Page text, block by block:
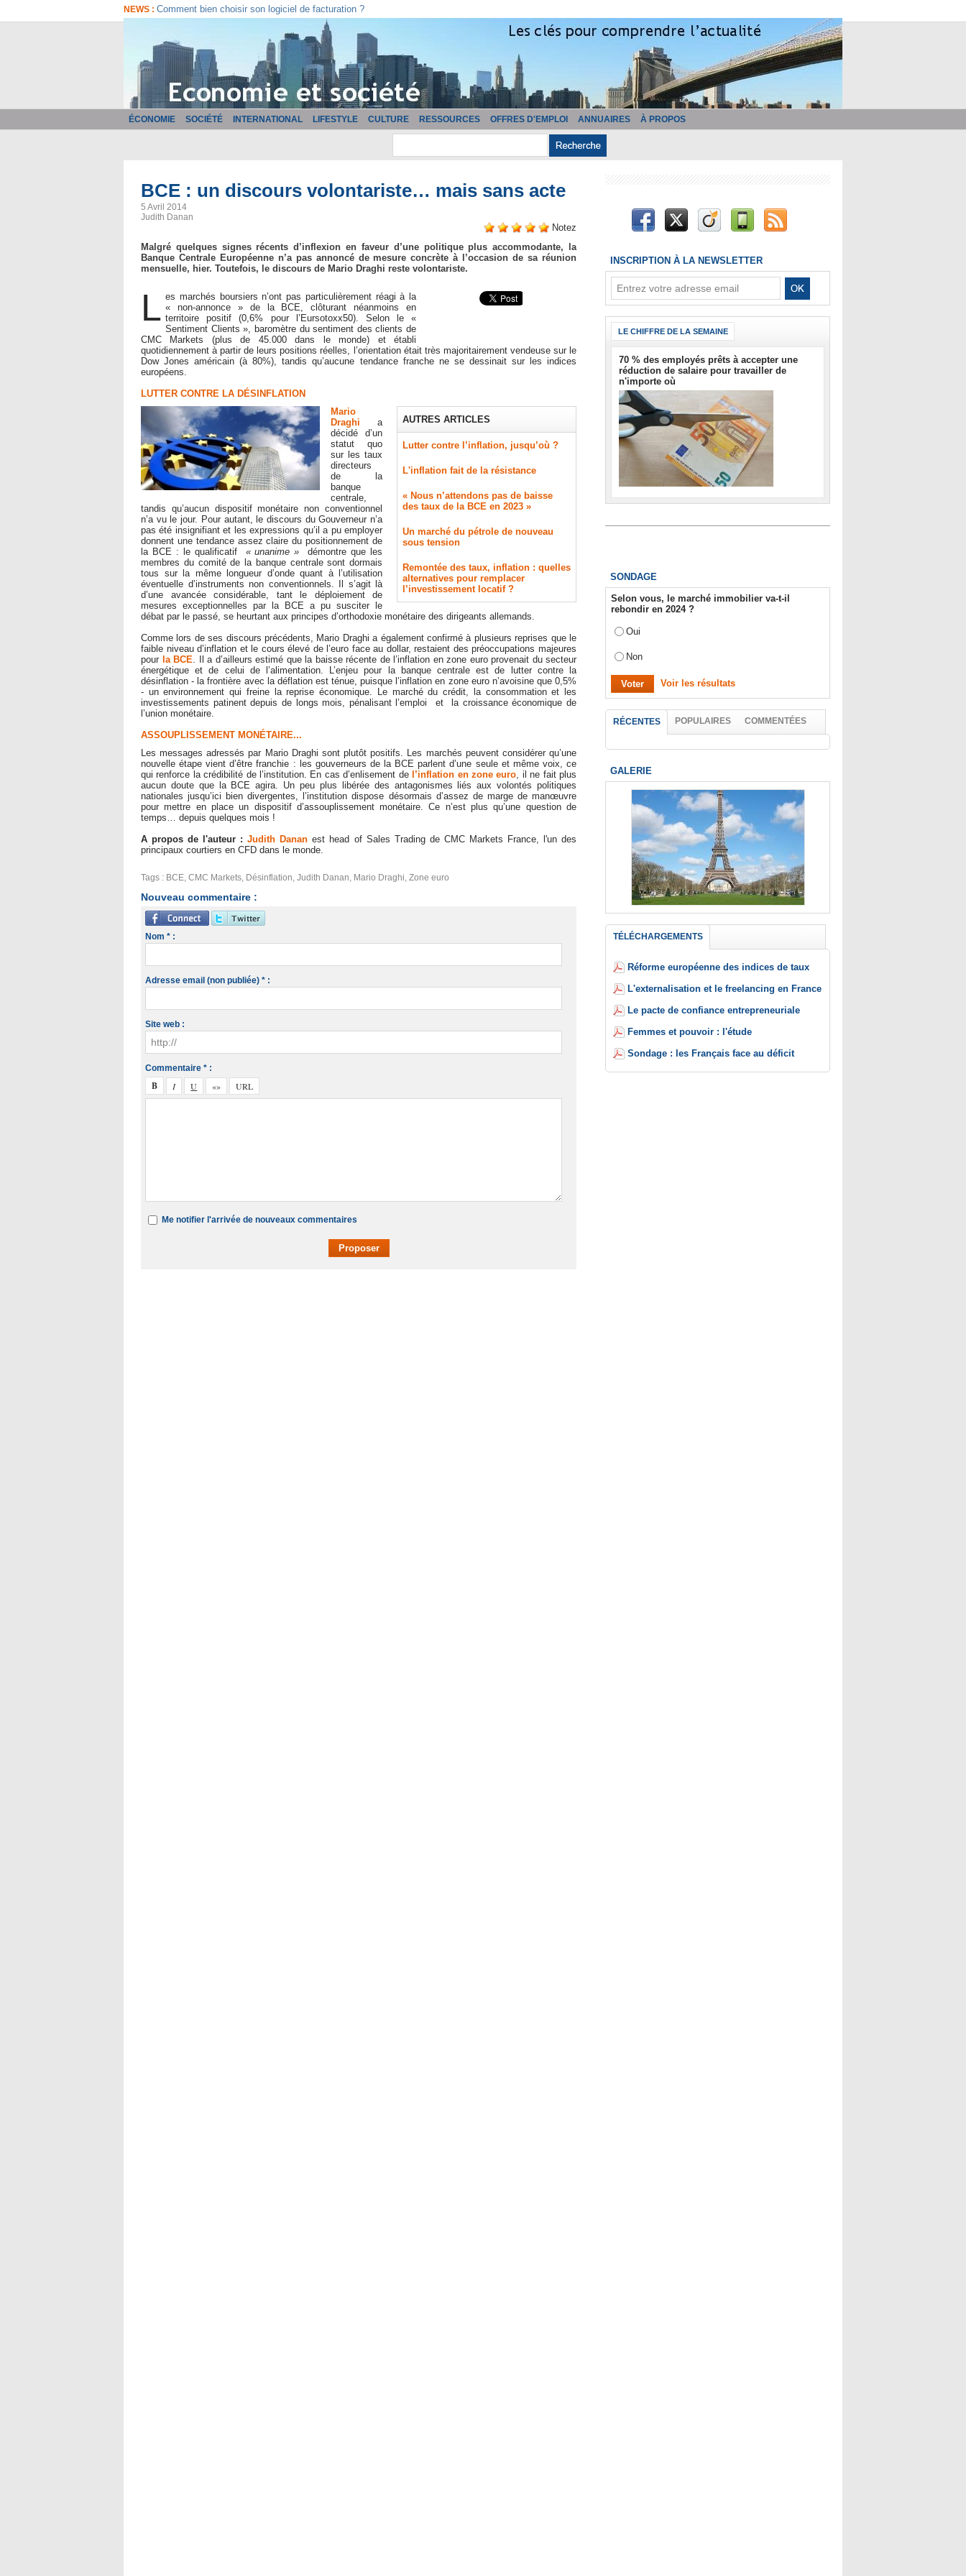
NEWS : Comment bien choisir son logiciel de facturation ?
ÉCONOMIE SOCIÉTÉ INTERNATIONAL LIFESTYLE CULTURE RESSOURCES OFFRES D'EMPLOI ANNUAIRES À PROPOS
BCE : un discours volontariste… mais sans acte
5 Avril 2014
Judith Danan
Notez
Malgré quelques signes récents d’inflexion en faveur d’une politique plus accommodante, la
Banque Centrale Européenne n’a pas annoncé de mesure concrète à l’occasion de sa réunion
mensuelle, hier. Toutefois, le discours de Mario Draghi reste volontariste.
L es marchés boursiers n’ont pas particulièrement réagi à la
« non-annonce » de la BCE, clôturant néanmoins en
territoire positif (0,6% pour l’Eursotoxx50). Selon le «
Sentiment Clients », baromètre du sentiment des clients de
CMC Markets (plus de 45.000 dans le monde) et établi
quotidiennement à partir de leurs positions réelles, l’orientation était très majoritairement vendeuse sur le
Dow Jones américain (à 80%), tandis qu’aucune tendance franche ne se dessinait sur les indices
européens.
LUTTER CONTRE LA DÉSINFLATION
AUTRES ARTICLES
Lutter contre l’inflation, jusqu’où ?
L'inflation fait de la résistance
« Nous n’attendons pas de baisse
des taux de la BCE en 2023 »
​Un marché du pétrole de nouveau
sous tension
Remontée des taux, inflation : quelles
alternatives pour remplacer
l’investissement locatif ?
Mario
Draghi a
décidé d’un
statut quo
sur les taux
directeurs
de la
banque
centrale,
tandis qu’aucun dispositif monétaire non conventionnel
n’a vu le jour. Pour autant, le discours du Gouverneur n’a
pas été insignifiant et les expressions qu’il a pu employer
donnent une tendance assez claire du positionnement de
la BCE : le qualificatif « unanime » démontre que les
membres du comité de la banque centrale sont dormais
tous sur la même longueur d’onde quant à l’utilisation
éventuelle d’instruments non conventionnels. Il s’agit là
d’une avancée considérable, tant le déploiement de
mesures exceptionnelles par la BCE a pu susciter le
débat par le passé, se heurtant aux principes d’orthodoxie monétaire des dirigeants allemands.
Comme lors de ses discours précédents, Mario Draghi a également confirmé à plusieurs reprises que le
faible niveau d’inflation et le cours élevé de l’euro face au dollar, restaient des préoccupations majeures
pour la BCE. Il a d’ailleurs estimé que la baisse récente de l’inflation en zone euro provenait du secteur
énergétique et de celui de l’alimentation. L’enjeu pour la banque centrale est de lutter contre la
désinflation - la frontière avec la déflation est ténue, puisque l’inflation en zone euro n’avoisine que 0,5%
- un environnement qui freine la reprise économique. Le marché du crédit, la consommation et les
investissements patinent depuis de longs mois, pénalisant l’emploi et la croissance économique de
l’union monétaire.
ASSOUPLISSEMENT MONÉTAIRE...
Les messages adressés par Mario Draghi sont plutôt positifs. Les marchés peuvent considérer qu’une
nouvelle étape vient d’être franchie : les gouverneurs de la BCE parlent d’une seule et même voix, ce
qui renforce la crédibilité de l’institution. En cas d’enlisement de l’inflation en zone euro, il ne fait plus
aucun doute que la BCE agira. Un peu plus libérée des antagonismes liés aux volontés politiques
nationales jusqu’ici bien divergentes, l’institution dispose désormais d’assez de marge de manœuvre
pour mettre en place un dispositif d’assouplissement monétaire. Ce n’est plus qu’une question de
temps… depuis quelques mois !
A propos de l'auteur : Judith Danan est head of Sales Trading de CMC Markets France, l'un des
principaux courtiers en CFD dans le monde.
Tags : BCE, CMC Markets, Désinflation, Judith Danan, Mario Draghi, Zone euro
Nouveau commentaire :
Nom * :
Adresse email (non publiée) * :
Site web :
Commentaire * :
Me notifier l'arrivée de nouveaux commentaires
INSCRIPTION À LA NEWSLETTER
LE CHIFFRE DE LA SEMAINE
70 % des employés prêts à accepter une
réduction de salaire pour travailler de
n'importe où
SONDAGE
Selon vous, le marché immobilier va-t-il
rebondir en 2024 ?
Oui
Non
Voir les résultats
RÉCENTES POPULAIRES COMMENTÉES
GALERIE
TÉLÉCHARGEMENTS
Réforme européenne des indices de taux
L'externalisation et le freelancing en France
Le pacte de confiance entrepreneuriale
Femmes et pouvoir : l'étude
Sondage : les Français face au déficit